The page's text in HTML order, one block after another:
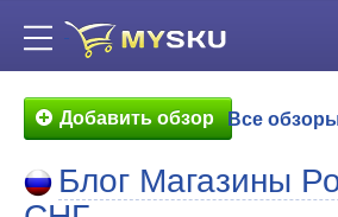
Добавить обзор Все
Блог Магазины